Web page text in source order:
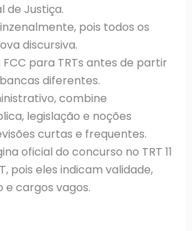
de Justiça.
pois todos os
discursiva.
para TRTs antes de partir
diferentes.
combine
legislação e noções
curtas e frequentes.
oficial do concurso no TRT 11
pois eles indicam validade,
e cargos vagos.